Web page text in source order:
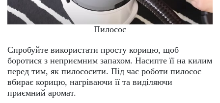
Пилосос
Спробуйте використати просту корицю, щоб
боротися з неприємним запахом. Насипте її на килим
перед тим, як пилососити. Під час роботи пилосос
вбирає корицю, нагріваючи її та виділяючи
приємний аромат.